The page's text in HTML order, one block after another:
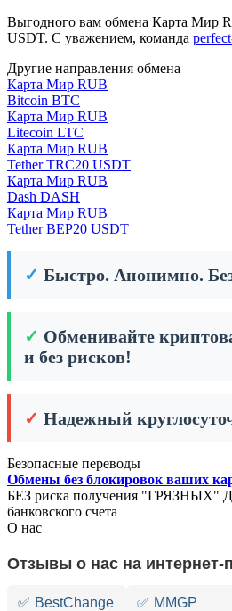
Выгодного вам обмена Карта Мир
USDT. С уважением, команда
Другие направления обмена
Карта Мир RUB
Bitcoin BTC
Карта Мир RUB
Litecoin LTC
Карта Мир RUB
Tether TRC20 USDT
Карта Мир RUB
Dash DASH
Карта Мир RUB
Tether BEP20 USDT
✓ Быстро. Анонимно.
✓ Обменивайте
и без рисков!
✓ Надежный
Безопасные переводы
Обмены без блокировок ваших
БЕЗ риска получения "ГРЯЗНЫХ"
банковского счета
О нас
Отзывы о нас на интернет-
✅ BestChange ✅ MMGP